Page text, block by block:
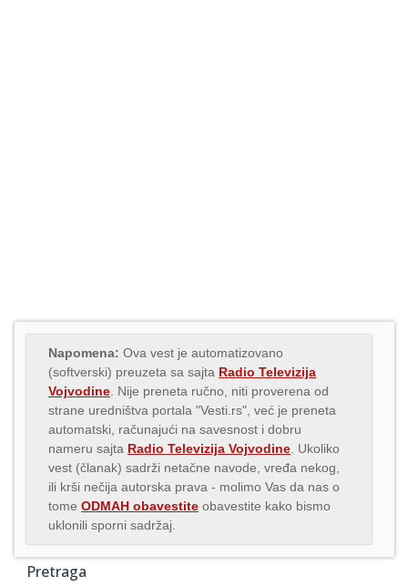
Napomena: Ova vest je automatizovano
(softverski) preuzeta sa sajta Radio Televizija
Vojvodine . Nije preneta ručno, niti proverena od
strane uredništva portala "Vesti.rs", već je preneta
automatski, računajući na savesnost i dobru
nameru sajta Radio Televizija Vojvodine . Ukoliko
vest (članak) sadrži netačne navode, vređa nekog,
ili krši nečija autorska prava - molimo Vas da nas o
tome ODMAH obavestite obavestite kako bismo
uklonili sporni sadržaj.
Pretraga